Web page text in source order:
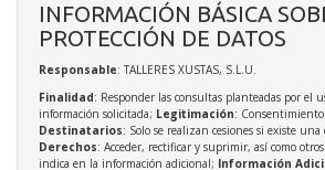
INFORMACIÓN BÁSICA
PROTECCIÓN DE DATOS
Responsable: TALLERES XUSTAS, S.L.U.
Finalidad: Responder las consultas planteadas por el
información solicitada; Legitimación:
Destinatarios: Solo se realizan cesiones si existe una
Derechos: Acceder, rectificar y suprimir, así como
indica en la información adicional; Información